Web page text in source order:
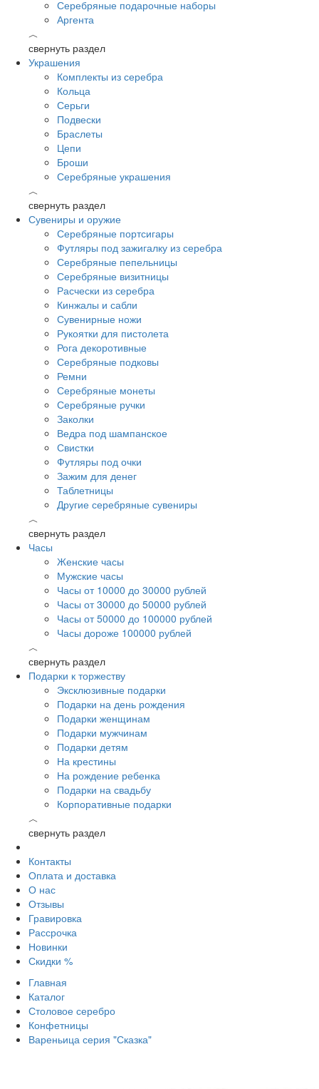
Серебряные подарочные наборы
Аргента
︿
свернуть раздел
Украшения
Комплекты из серебра
Кольца
Серьги
Подвески
Браслеты
Цепи
Броши
Серебряные украшения
︿
свернуть раздел
Сувениры и оружие
Серебряные портсигары
Футляры под зажигалку из серебра
Серебряные пепельницы
Серебряные визитницы
Расчески из серебра
Кинжалы и сабли
Сувенирные ножи
Рукоятки для пистолета
Рога декоротивные
Серебряные подковы
Ремни
Серебряные монеты
Серебряные ручки
Заколки
Ведра под шампанское
Свистки
Футляры под очки
Зажим для денег
Таблетницы
Другие серебряные сувениры
︿
свернуть раздел
Часы
Женские часы
Мужские часы
Часы от 10000 до 30000 рублей
Часы от 30000 до 50000 рублей
Часы от 50000 до 100000 рублей
Часы дороже 100000 рублей
︿
свернуть раздел
Подарки к торжеству
Эксклюзивные подарки
Подарки на день рождения
Подарки женщинам
Подарки мужчинам
Подарки детям
На крестины
На рождение ребенка
Подарки на свадьбу
Корпоративные подарки
︿
свернуть раздел
Контакты
Оплата и доставка
О нас
Отзывы
Гравировка
Рассрочка
Новинки
Скидки %
Главная
Каталог
Столовое серебро
Конфетницы
Вареньица серия "Сказка"